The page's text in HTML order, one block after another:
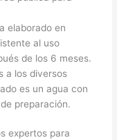
elaborado en
al uso
de los 6 meses.
a los diversos
es un agua con
preparación.
expertos para